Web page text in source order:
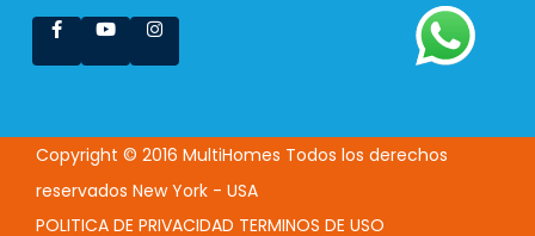
Copyright © 2016 MultiHomes Todos los derechos
reservados New York - USA
POLITICA DE PRIVACIDAD TERMINOS DE USO